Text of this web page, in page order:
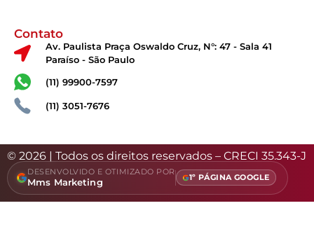
Contato
Av. Paulista Praça Oswaldo Cruz, N°: 47 - Sala 41
Paraíso - São Paulo
(11) 99900-7597
(11) 3051-7676
© 2026 | Todos os direitos reservados – CRECI 35.343-J
DESENVOLVIDO E OTIMIZADO POR
Mms Marketing 1º PÁGINA GOOGLE